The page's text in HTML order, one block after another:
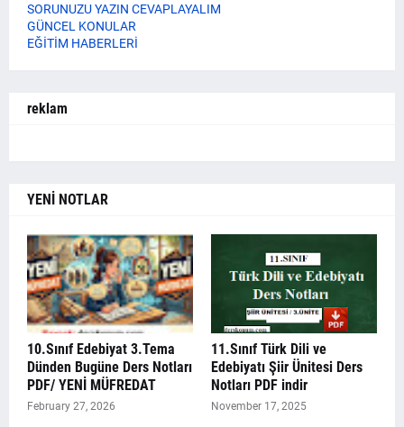
SORUNUZU YAZIN CEVAPLAYALIM
GÜNCEL KONULAR
EĞİTİM HABERLERİ
reklam
YENİ NOTLAR
10.Sınıf Edebiyat 3.Tema
Dünden Bugüne Ders Notları
PDF/ YENİ MÜFREDAT
February 27, 2026
11.Sınıf Türk Dili ve
Edebiyatı Şiir Ünitesi Ders
Notları PDF indir
November 17, 2025